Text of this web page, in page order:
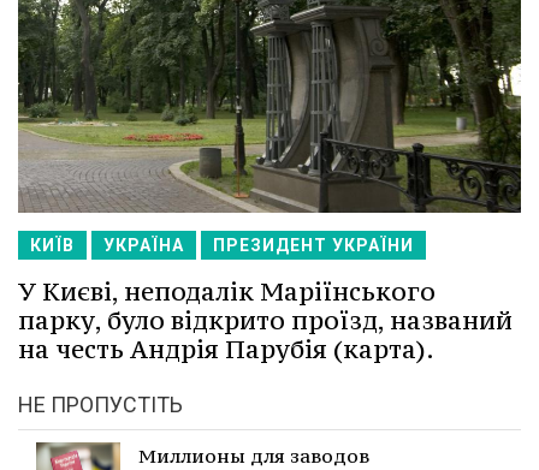
КИЇВ УКРАЇНА ПРЕЗИДЕНТ УКРАЇНИ
У Києві, неподалік Маріїнського
парку, було відкрито проїзд, названий
на честь Андрія Парубія (карта).
НЕ ПРОПУСТІТЬ
Миллионы для заводов